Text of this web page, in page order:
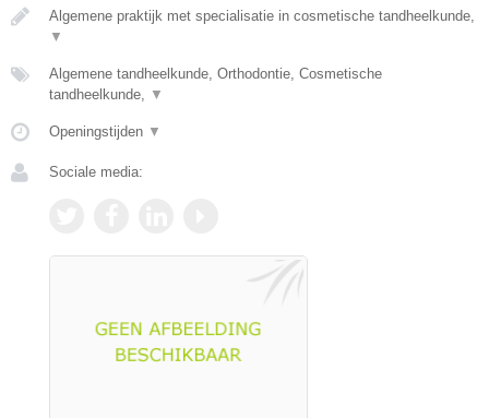
Algemene praktijk met specialisatie in cosmetische tandheelkunde,
▼
Algemene tandheelkunde, Orthodontie, Cosmetische
tandheelkunde,
▼
Openingstijden ▼
Sociale media: